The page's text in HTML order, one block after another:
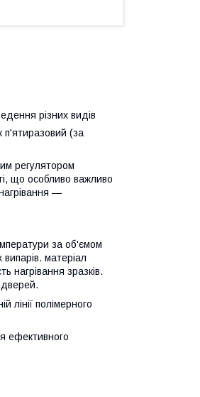
різних видів
п'ятиразовий (за
регулятором
що особливо важливо
—
за об'ємом
випарів. матеріал
нагрівання зразків.
лінії полімерного
ефективного